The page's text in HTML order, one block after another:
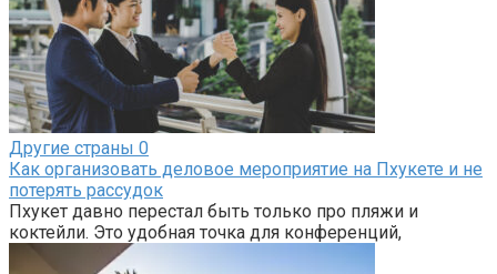
Другие страны 0
Как организовать деловое мероприятие на Пхукете и не
потерять рассудок
Пхукет давно перестал быть только про пляжи и
коктейли. Это удобная точка для конференций,